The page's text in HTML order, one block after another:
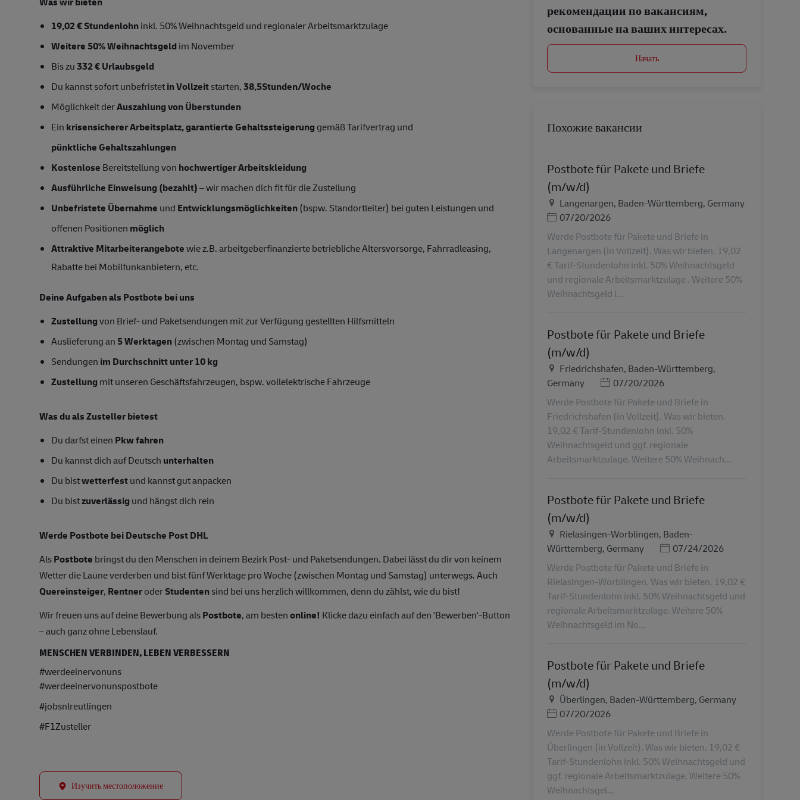
19,02 € Stundenlohninkl. 50% Weihnachtsgeld und regionaler Arbeitsmarktzulage
Weitere 50% Weihnachtsgeldim November
Bis zu332 € Urlaubsgeld
Du kannst sofort unbefristetin Vollzeitstarten,38,5Stunden/Woche
Möglichkeit derAuszahlung von Überstunden
Ein krisensicherer Arbeitsplatz, garantierte Gehaltssteigerung gemäß Tarifvertrag und
pünktliche Gehaltszahlungen
Kostenlose Bereitstellung von hochwertiger Arbeitskleidung
Ausführliche Einweisung (bezahlt)– wir machen dich fit für die Zustellung
Unbefristete Übernahme und Entwicklungsmöglichkeiten(bspw. Standortleiter) bei guten Leistungen und
offenen Positionen möglich
Attraktive Mitarbeiterangebotewie z.B. arbeitgeberfinanzierte betriebliche Altersvorsorge, Fahrradleasing,
Rabatte bei Mobilfunkanbietern, etc.
Deine Aufgaben als Postbote bei uns
Zustellungvon Brief- und Paketsendungen mit zur Verfügung gestellten Hilfsmitteln
Auslieferung an5 Werktagen(zwischen Montag und Samstag)
Sendungen im Durchschnitt unter 10 kg
Zustellung mit unseren Geschäftsfahrzeugen, bspw. vollelektrische Fahrzeuge
Was du als Zusteller bietest
Du darfst einen Pkw fahren
Du kannst dich auf Deutsch unterhalten
Du bistwetterfestund kannst gut anpacken
Du bistzuverlässig und hängst dich rein
Werde Postbote bei Deutsche Post DHL
AlsPostbote bringst du den Menschen in deinem Bezirk Post- und Paketsendungen. Dabei lässt du dir von keinem
Wetter die Laune verderben und bist fünf Werktage pro Woche (zwischen Montag und Samstag) unterwegs. Auch
Quereinsteiger, RentneroderStudentensind bei uns herzlich willkommen, denn du zählst, wie du bist!
Wir freuen uns auf deine Bewerbung alsPostbote, am bestenonline! Klicke dazu einfach auf den 'Bewerben'-Button
– auch ganz ohne Lebenslauf.
MENSCHEN VERBINDEN, LEBEN VERBESSERN
#werdeeinervonuns
#werdeeinervonunspostbote
#jobsnlreutlingen
#F1Zusteller
Изучить местоположение
рекомендации по вакансиям,
основанные на ваших интересах.
Начать
Похожие вакансии
Postbote für Pakete und Briefe
(m/w/d)
Местоположение
Langenargen, Baden-Württemberg, Germany
Дата публикации
07/20/2026
Werde Postbote für Pakete und Briefe in
Langenargen (in Vollzeit). Was wir bieten. 19,02
€ Tarif-Stundenlohn inkl. 50% Weihnachtsgeld
und regionale Arbeitsmarktzulage . Weitere 50%
Weihnachtsgeld i...
Postbote für Pakete und Briefe
(m/w/d)
Местоположение
Friedrichshafen, Baden-Württemberg,
Germany
Дата публикации
07/20/2026
Werde Postbote für Pakete und Briefe in
Friedrichshafen (in Vollzeit). Was wir bieten.
19,02 € Tarif-Stundenlohn inkl. 50%
Weihnachtsgeld und ggf. regionale
Arbeitsmarktzulage. Weitere 50% Weihnach...
Postbote für Pakete und Briefe
(m/w/d)
Местоположение
Rielasingen-Worblingen, Baden-
Württemberg, Germany
Дата публикации
07/24/2026
Werde Postbote für Pakete und Briefe in
Rielasingen-Worblingen. Was wir bieten. 19,02 €
Tarif-Stundenlohn inkl. 50% Weihnachtsgeld und
regionale Arbeitsmarktzulage. Weitere 50%
Weihnachtsgeld im No...
Postbote für Pakete und Briefe
(m/w/d)
Местоположение
Überlingen, Baden-Württemberg, Germany
Дата публикации
07/20/2026
Werde Postbote für Pakete und Briefe in
Überlingen (in Vollzeit). Was wir bieten. 19,02 €
Tarif-Stundenlohn inkl. 50% Weihnachtsgeld und
ggf. regionale Arbeitsmarktzulage. Weitere 50%
Weihnachtsgel...